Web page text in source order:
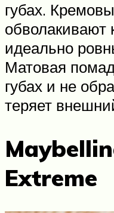
губах.
обволакивают
идеально
Матовая
губах и не
теряет
Extreme